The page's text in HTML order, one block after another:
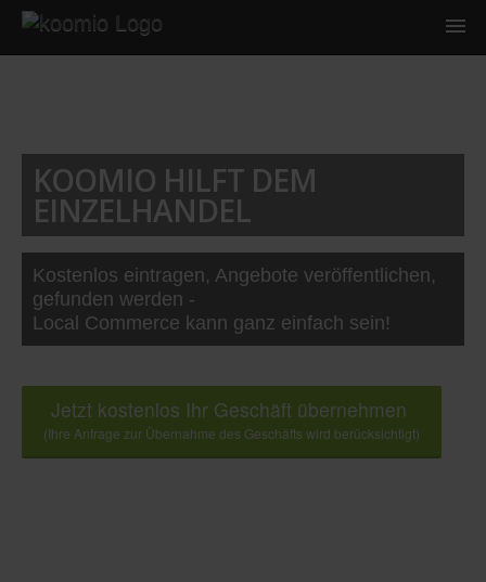
KOOMIO HILFT DEM
EINZELHANDEL
Kostenlos eintragen, Angebote veröffentlichen,
gefunden werden -
Local Commerce kann ganz einfach sein!
Jetzt kostenlos Ihr Geschäft übernehmen
(Ihre Anfrage zur Übernahme des Geschäfts wird berücksichtigt)